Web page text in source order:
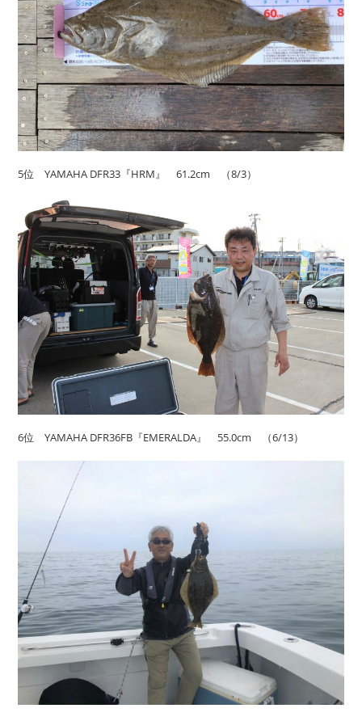
5位 YAMAHA DFR33『HRM』 61.2cm （8/3）
6位 YAMAHA DFR36FB『EMERALDA』 55.0cm （6/13）